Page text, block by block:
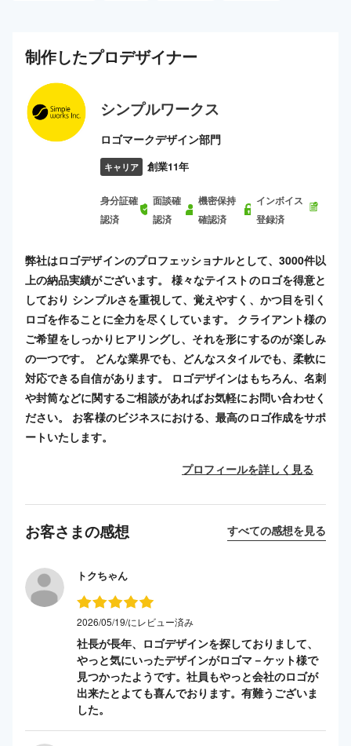
制作したプロデザイナー
シンプルワークス
ロゴマークデザイン部門
キャリア 創業11年
身分証確
認済
面談確
認済
機密保持
確認済
インボイス
登録済
弊社はロゴデザインのプロフェッショナルとして、3000件以
上の納品実績がございます。 様々なテイストのロゴを得意と
しており シンプルさを重視して、覚えやすく、かつ目を引く
ロゴを作ることに全力を尽くしています。 クライアント様の
ご希望をしっかりヒアリングし、それを形にするのが楽しみ
の一つです。 どんな業界でも、どんなスタイルでも、柔軟に
対応できる自信があります。 ロゴデザインはもちろん、名刺
や封筒などに関するご相談があればお気軽にお問い合わせく
ださい。 お客様のビジネスにおける、最高のロゴ作成をサポ
ートいたします。
プロフィールを詳しく見る
お客さまの感想 すべての感想を見る
トクちゃん
2026/05/19/にレビュー済み
社長が長年、ロゴデザインを探しておりまして、
やっと気にいったデザインがロゴマ－ケット様で
見つかったようです。社員もやっと会社のロゴが
出来たとよても喜んでおります。有難うございま
した。